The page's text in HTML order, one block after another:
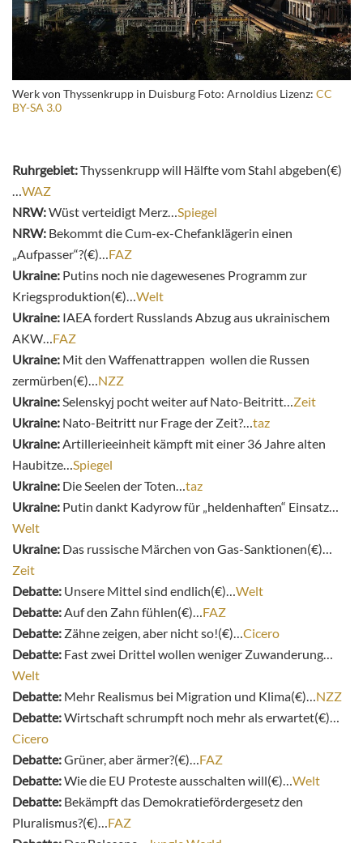
Werk von Thyssenkrupp in Duisburg Foto: Arnoldius Lizenz: CC
BY-SA 3.0
Ruhrgebiet:Thyssenkrupp will Hälfte vom Stahl abgeben(€)
…WAZ
NRW:Wüst verteidigt Merz…Spiegel
NRW: Bekommt die Cum-ex-Chefanklägerin einen
„Aufpasser“?(€)…FAZ
Ukraine: Putins noch nie dagewesenes Programm zur
Kriegsproduktion(€)…Welt
Ukraine: IAEA fordert Russlands Abzug aus ukrainischem
AKW…FAZ
Ukraine: Mit den Waffenattrappen wollen die Russen
zermürben(€)…NZZ
Ukraine:Selenskyj pocht weiter auf Nato-Beitritt…Zeit
Ukraine: Nato-Beitritt nur Frage der Zeit?…taz
Ukraine:Artillerieeinheit kämpft mit einer 36 Jahre alten
Haubitze…Spiegel
Ukraine: Die Seelen der Toten…taz
Ukraine: Putin dankt Kadyrow für „heldenhaften“ Einsatz…
Welt
Ukraine: Das russische Märchen von Gas-Sanktionen(€)…
Zeit
Debatte: Unsere Mittel sind endlich(€)…Welt
Debatte:Auf den Zahn fühlen(€)…FAZ
Debatte: Zähne zeigen, aber nicht so!(€)…Cicero
Debatte: Fast zwei Drittel wollen weniger Zuwanderung…
Welt
Debatte: Mehr Realismus bei Migration und Klima(€)…NZZ
Debatte:Wirtschaft schrumpft noch mehr als erwartet(€)…
Cicero
Debatte:Grüner, aber ärmer?(€)…FAZ
Debatte:Wie die EU Proteste ausschalten will(€)…Welt
Debatte: Bekämpft das Demokratiefördergesetz den
Pluralismus?(€)…FAZ